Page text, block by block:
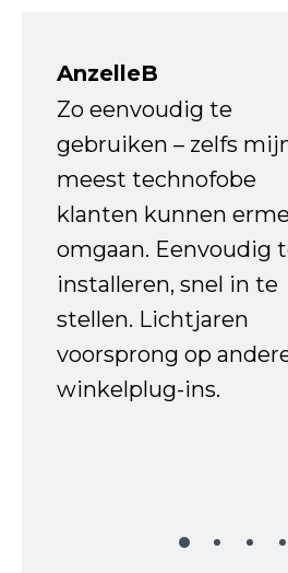
AnzelleB
Zo eenvoudig te
gebruiken – zelfs
meest technofobe
klanten kunnen
omgaan. Eenvoudig
installeren, snel in te
stellen. Lichtjaren
voorsprong op
winkelplug-ins.